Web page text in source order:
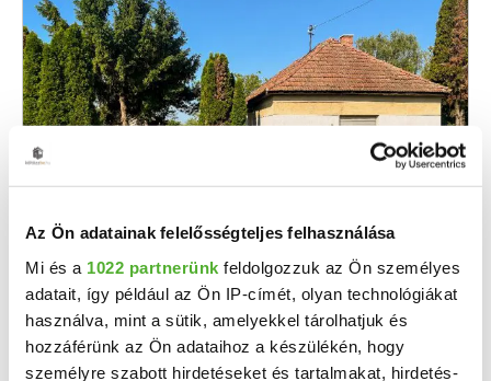
Az Ön adatainak felelősségteljes felhasználása
Mi és a 1022 partnerünk feldolgozzuk az Ön személyes
adatait, így például az Ön IP-címét, olyan technológiákat
használva, mint a sütik, amelyekkel tárolhatjuk és
hozzáférünk az Ön adataihoz a készülékén, hogy
személyre szabott hirdetéseket és tartalmakat, hirdetés-
19.8 M Ft 388 235 Ft/m 2
Veszprémvarsány - Eladó családi ház
Felújítandó családi ház eladó Veszprémvarsányban - nagy telekkel! Veszprémvarsány ...
2 szoba 51 m
2